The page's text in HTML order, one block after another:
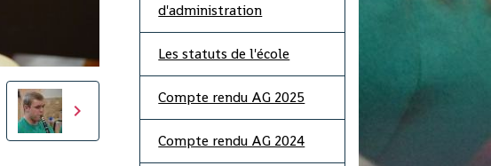
d'administration
Les statuts de l'école
Compte rendu AG 2025
Compte rendu AG 2024